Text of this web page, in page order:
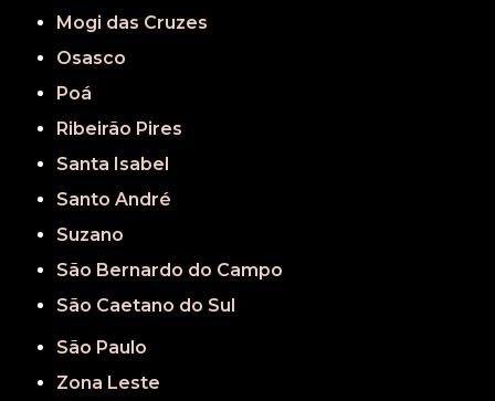
Mogi das Cruzes
Osasco
Poá
Ribeirão Pires
Santa Isabel
Santo André
Suzano
São Bernardo do Campo
São Caetano do Sul
São Paulo
Zona Leste